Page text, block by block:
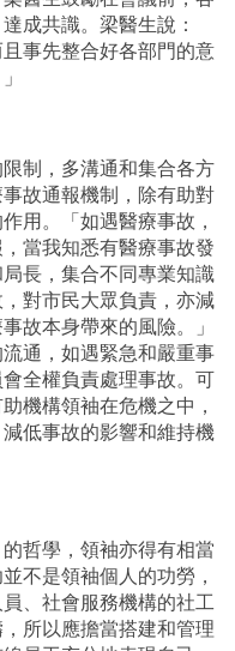
成共識。梁醫生說：
事先整合好各部門的意
制，多溝通和集合各方
故通報機制，除有助對
用。「如遇醫療事故，
當我知悉有醫療事故發
長，集合不同專業知識
對市民大眾負責，亦減
故本身帶來的風險。」
通，如遇緊急和嚴重事
全權負責處理事故。可
機構領袖在危機之中，
低事故的影響和維持機
哲學，領袖亦得有相當
不是領袖個人的功勞，
、社會服務機構的社工
所以應擔當搭建和管理